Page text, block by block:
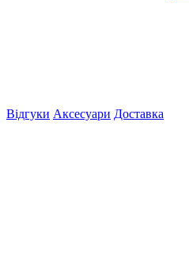
Відгуки Аксесуари Доставка